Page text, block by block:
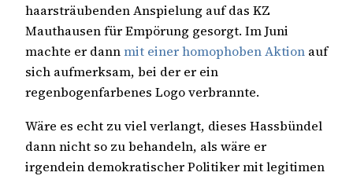
haarsträubenden Anspielung auf das KZ
Mauthausen für Empörung gesorgt. Im Juni
machte er dannmit einer homophoben Aktion auf
sich aufmerksam, bei der er ein
regenbogenfarbenes Logo verbrannte.
Wäre es echt zu viel verlangt, dieses Hassbündel
dann nicht so zu behandeln, als wäre er
irgendein demokratischer Politiker mit legitimen